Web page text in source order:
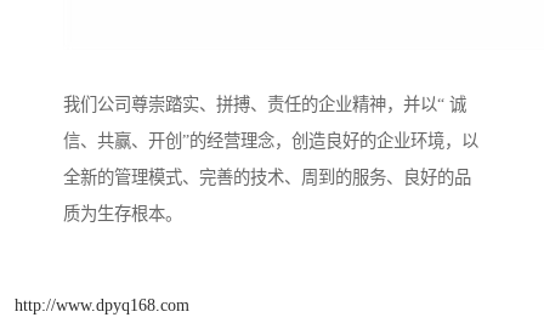
我们公司尊崇踏实、拼搏、责任的企业精神，并以“ 诚
信、共赢、开创”的经营理念，创造良好的企业环境，以
全新的管理模式、完善的技术、周到的服务、良好的品
质为生存根本。
http://www.dpyq168.com